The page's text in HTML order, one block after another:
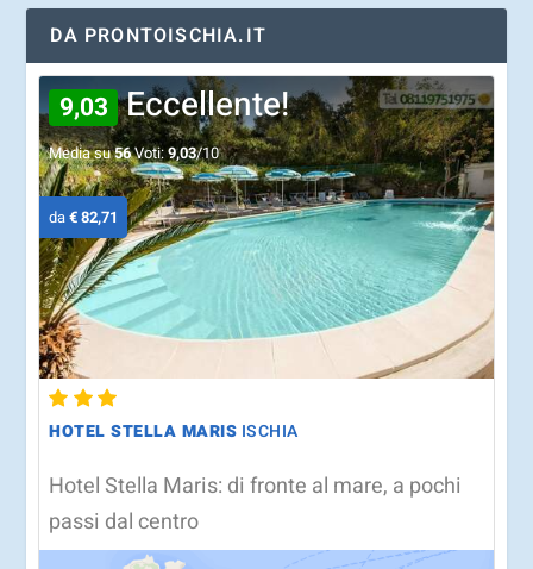
DA PRONTOISCHIA.IT
9,03 Eccellente!
Media su56Voti:9,03/10
da€ 82,71
HOTEL STELLA MARIS ISCHIA
Hotel Stella Maris: di fronte al mare, a pochi
passi dal centro